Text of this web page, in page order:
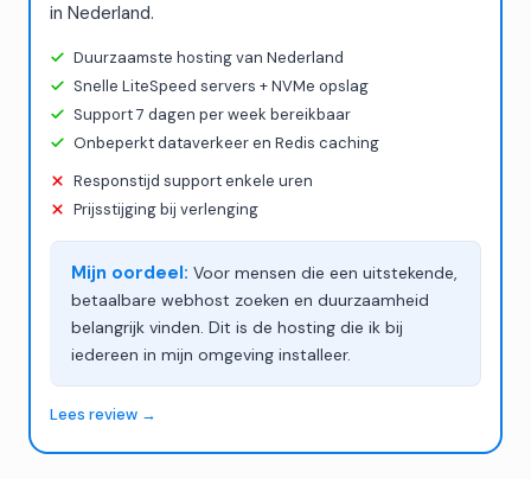
in Nederland.
Duurzaamste hosting van Nederland
Snelle LiteSpeed servers + NVMe opslag
Support 7 dagen per week bereikbaar
Onbeperkt dataverkeer en Redis caching
Responstijd support enkele uren
Prijsstijging bij verlenging
Mijn oordeel: Voor mensen die een uitstekende,
betaalbare webhost zoeken en duurzaamheid
belangrijk vinden. Dit is de hosting die ik bij
iedereen in mijn omgeving installeer.
Lees review →